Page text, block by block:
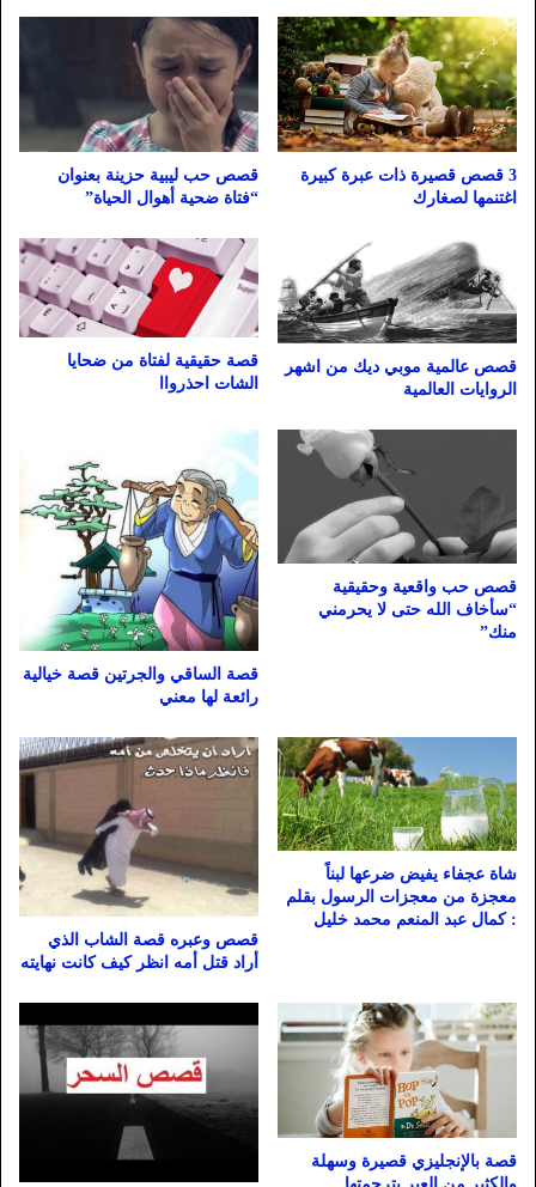
3 قصص قصيرة ذات عبرة كبيرة
اغتنمها لصغارك
قصص حب ليبية حزينة بعنوان
“فتاة ضحية أهوال الحياة”
قصص عالمية موبي ديك من اشهر
الروايات العالمية
قصة حقيقية لفتاة من ضحايا
الشات احذرواا
قصص حب واقعية وحقيقية
“سأخاف الله حتى لا يحرمني
منك”
قصة الساقي والجرتين قصة خيالية
رائعة لها معني
شاة عجفاء يفيض ضرعها لبناً
معجزة من معجزات الرسول بقلم
: كمال عبد المنعم محمد خليل
قصص وعبره قصة الشاب الذي
أراد قتل أمه انظر كيف كانت نهايته
قصة بالإنجليزي قصيرة وسهلة